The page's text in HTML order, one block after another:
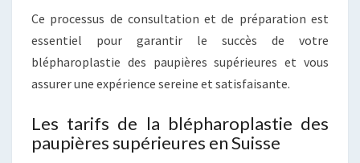
Ce processus de consultation et de préparation est
essentiel pour garantir le succès de votre
blépharoplastie des paupières supérieures et vous
assurer une expérience sereine et satisfaisante.
Les tarifs de la blépharoplastie des
paupières supérieures en Suisse